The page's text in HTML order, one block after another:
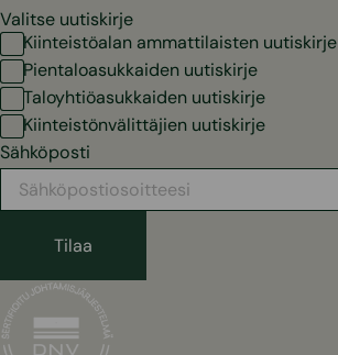
Valitse uutiskirje
Kiinteistöalan ammattilaisten uutiskirje
Pientaloasukkaiden uutiskirje
Taloyhtiöasukkaiden uutiskirje
Kiinteistönvälittäjien uutiskirje
Sähköposti